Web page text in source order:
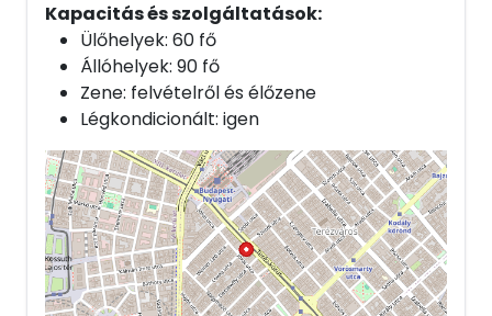
Kapacitás és szolgáltatások:
Ülőhelyek: 60 fő
Állóhelyek: 90 fő
Zene: felvételről és élőzene
Légkondicionált: igen